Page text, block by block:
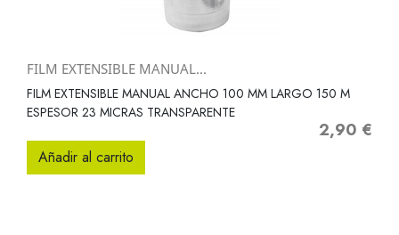
FILM EXTENSIBLE MANUAL...
FILM EXTENSIBLE MANUAL ANCHO 100 MM LARGO 150 M
ESPESOR 23 MICRAS TRANSPARENTE
Precio
2,90 €
Añadir al carrito